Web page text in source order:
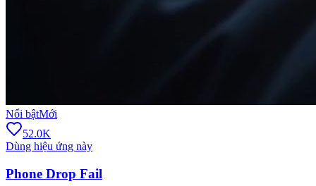
Nổi bậtMới
52.0K
Dùng hiệu ứng này
Phone Drop Fail